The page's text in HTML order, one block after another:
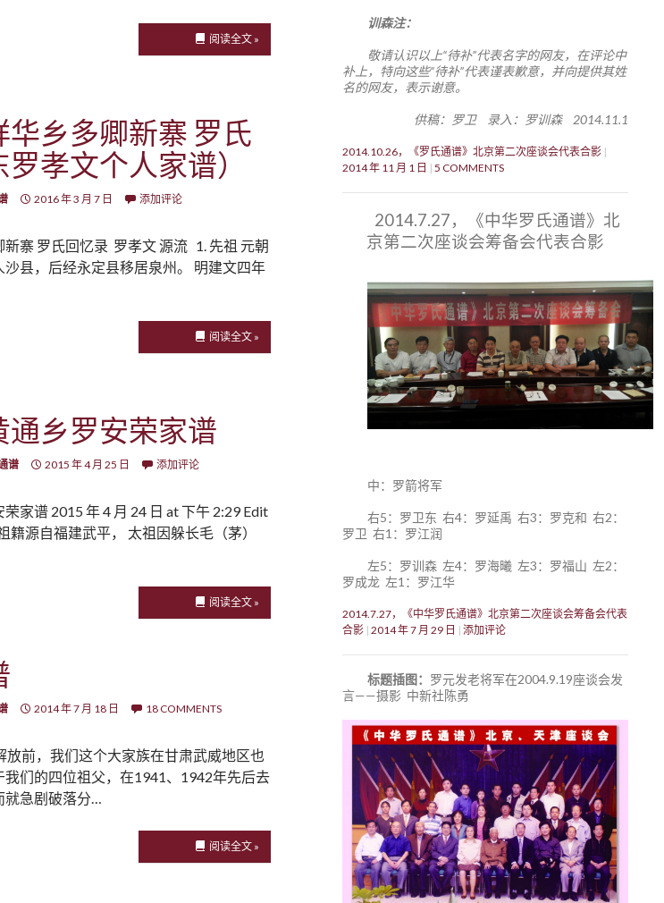
阅读全文 »
乡多卿新寨 罗氏
孝文个人家谱）
2016 年 3 月 7 日 添加评论
寨 罗氏回忆录 罗孝文 源流 1. 先祖 元朝
县，后经永定县移居泉州。 明建文四年
阅读全文 »
通乡罗安荣家谱
谱 2015 年 4 月 25 日 添加评论
家谱 2015 年 4 月 24 日 at 下午 2:29 Edit
籍源自福建武平， 太祖因躲长毛（茅）
阅读全文 »
2014 年 7 月 18 日 18 COMMENTS
前，我们这个大家族在甘肃武威地区也
们的四位祖父，在1941、1942年先后去
就急剧破落分…
阅读全文 »
训森注：
敬请认识以上“待补”代表名字的网友，在评论中
补上，特向这些“待补”代表谨表歉意，并向提供其姓
名的网友，表示谢意。
供稿：罗卫 录入：罗训森 2014.11.1
2014.10.26，《罗氏通谱》北京第二次座谈会代表合影
2014 年 11 月 1 日
5 COMMENTS
2014.7.27，《中华罗氏通谱》北
京第二次座谈会筹备会代表合影
中：罗箭将军
右5：罗卫东 右4：罗延禹 右3：罗克和 右2：
罗卫 右1：罗江润
左5：罗训森 左4：罗海曦 左3：罗福山 左2：
罗成龙 左1：罗江华
2014.7.27，《中华罗氏通谱》北京第二次座谈会筹备会代表
合影 2014 年 7 月 29 日 添加评论
标题插图： 罗元发老将军在2004.9.19座谈会发
言——摄影 中新社陈勇